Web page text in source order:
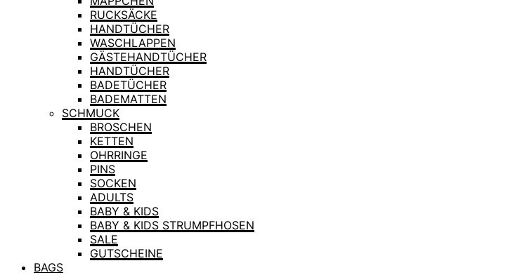
RUCKSÄCKE
HANDTÜCHER
WASCHLAPPEN
GÄSTEHANDTÜCHER
HANDTÜCHER
BADETÜCHER
BADEMATTEN
SCHMUCK
BROSCHEN
KETTEN
OHRRINGE
PINS
SOCKEN
ADULTS
BABY & KIDS
BABY & KIDS STRUMPFHOSEN
SALE
GUTSCHEINE
BAGS